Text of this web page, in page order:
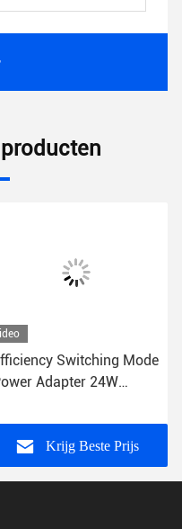
Switching Mode
Adapter 24W
RoHS gecertificeerd
Krijg Beste Prijs